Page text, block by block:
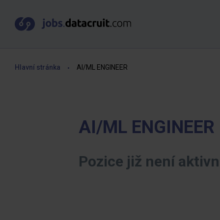
Hlavní stránka AI/ML ENGINEER
AI/ML ENGINEER
Pozice již není